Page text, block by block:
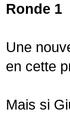
Ronde 1
Une
en cette
Mais si